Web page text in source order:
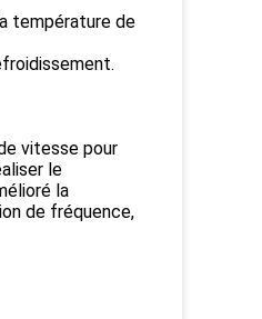
température de
vitesse pour
le
la
de fréquence,